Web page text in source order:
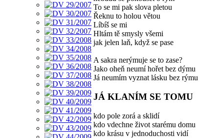
To se mi pak slova pletou
Řeknu to holou větou
Líbíš se mi
Hltám tě smysly všemi
jak jelen laň, když se pase
A sakra nerýmuje se to zase?
Jako oheň neumí hořet bez dýmu
Já neumím vyznat lásku bez rýmu
JÁ KLANÍM SE TOMU
kdo pole zorá a sklidí
kdo vdechne život starému domu
kdo krásu v jednoduchosti vidí